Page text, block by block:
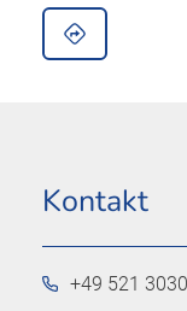
Kontakt
+49 521